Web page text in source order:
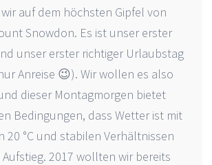
auf dem höchsten Gipfel von
Snowdon. Es ist unser erster
unser erster richtiger Urlaubstag
Anreise 😉). Wir wollen es also
dieser Montagmorgen bietet
Bedingungen, dass Wetter ist mit
20 °C und stabilen Verhältnissen
2017 wollten wir bereits